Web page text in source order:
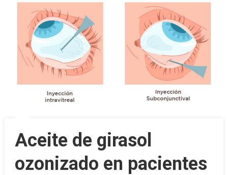
Aceite de girasol
ozonizado en pacientes